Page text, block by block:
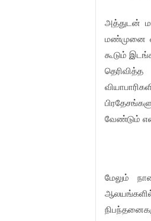
அத்துடன்
மண்முனை
கூடும்
வேண்டும்
மேலும்